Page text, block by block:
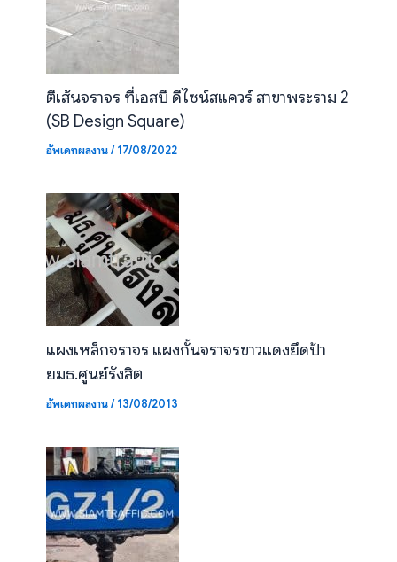
ตีเส้นจราจร ที่เอสบี ดีไซน์สแควร์ สาขาพระราม 2
(SB Design Square)
อัพเดทผลงาน/17/08/2022
แผงเหล็กจราจร แผงกั้นจราจรขาวแดงยึดป้า
ยมธ.ศูนย์รังสิต
อัพเดทผลงาน/13/08/2013